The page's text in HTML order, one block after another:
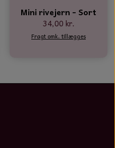
Mini rivejern - Sort
34,00 kr.
Fragt omk. tillægges